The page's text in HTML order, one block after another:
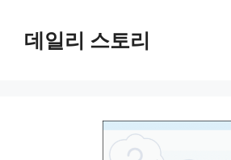
데일리 스토리